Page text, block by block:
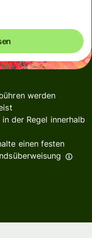
werden
der Regel innerhalb
einen festen